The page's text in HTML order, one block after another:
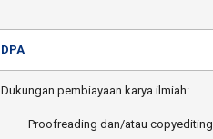
DPA
Dukungan pembiayaan karya ilmiah:
– Proofreading dan/atau copyediting